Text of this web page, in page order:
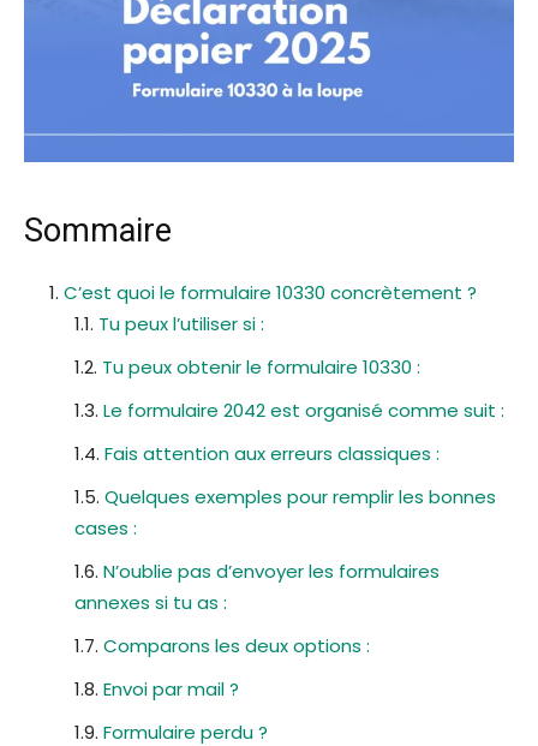
Sommaire
C’est quoi le formulaire 10330 concrètement ?
Tu peux l’utiliser si :
Tu peux obtenir le formulaire 10330 :
Le formulaire 2042 est organisé comme suit :
Fais attention aux erreurs classiques :
Quelques exemples pour remplir les bonnes
cases :
N’oublie pas d’envoyer les formulaires
annexes si tu as :
Comparons les deux options :
Envoi par mail ?
Formulaire perdu ?